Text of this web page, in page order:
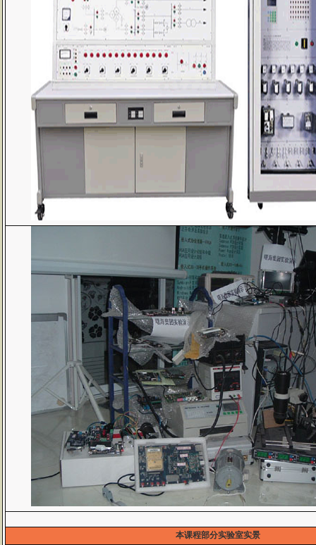
本课程部分实验室实景